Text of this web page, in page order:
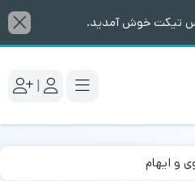
تیکت خوش آمدید.
|
و ایهام